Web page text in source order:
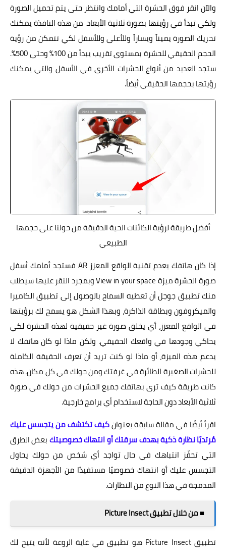
والآن انقر فوق الحشرة التي أمامك وانتظر حتى يتم تحميل الصورة
ولكي تبدأ في رؤيتها بصورة ثلاثية الأبعاد. من هذه النافذة يمكنك
تحريك الصورة يميناً ويساراً وللأعلى وللأسفل لكي تتمكن من رؤية
الحجم الحقيقي للحشرة بمستوى تقريب يبدأ من 100% وحتى 500%.
ستجد العديد من أنواع الحشرات الأخرى في الأسفل والتي يمكنك
رؤيتها بحجمها الحقيقي أيضاً.
أفضل طريقة لرؤية الكائنات الحية الدقيقة من حولنا على حجمها
الطبيعي
إذا كان هاتفك يعدم تقنية الواقع المعزز AR فستجد أمامك أسفل
صورة الحشرة ميزة View in your space وبمجرد النقر عليها سيطلب
منك تطبيق جوجل أن تعطيه السماح بالوصول إلى تطبيق الكاميرا
والميكروفون وبطاقة الذاكرة، وبهذا الشكل هو يسمح لك برؤيتها
في الواقع المعزز، أي يخلق صورة غير حقيقية لهذه الحشرة لكي
يحاكي وجودها في واقعك الحقيقي. ولكن ماذا لو كان هاتفك لا
يدعم هذه الميزة، أو ماذا لو كنت تريد أن تعرف الحقيقة الكاملة
للحشرات الصغيرة الطائرة في غرفتك ومن حولك في كل مكان. هذه
كانت طريقة كيف ترى بهاتفك جميع الحشرات من حولك في صورة
ثلاثية الأبعاد دون الحاجة لاستخدام أي برامج خارجية.
اقرأ أيضًا في مقالة سابقة بعنوانكيف تكتشف من يتجسس عليك
مُرتديًا نظارة ذكية بهدف سرقتك أو انتهاك خصوصيتكبعض الطرق
التي تحفّز انتباهك في حال تواجد أي شخص من حولك يحاول
التجسس عليك أو انتهاك خصوصيًا مستفيدًا من الأجهزة الدقيقة
المدمجة في هذا النوع من النظارات.
■ من خلال تطبيق Picture Insect
تطبيق Picture Insect هو تطبيق في غاية الروعة لأنه يتيح لك